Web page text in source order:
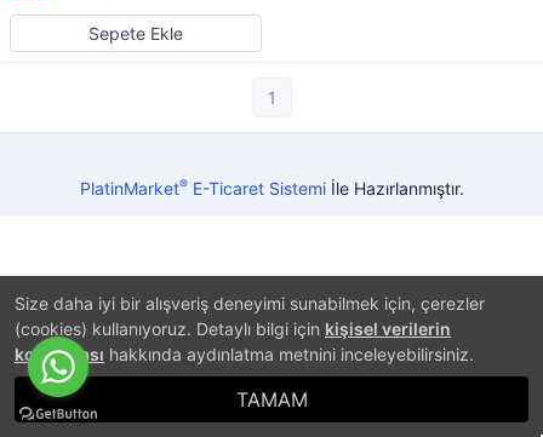
Size daha iyi bir alışveriş deneyimi sunabilmek için, çerezler
(cookies) kullanıyoruz. Detaylı bilgi için kişisel verilerin
korunması hakkında aydınlatma metnini inceleyebilirsiniz.
TAMAM
Sepete Ekle
1
PlatinMarket®E-Ticaret Sistemiİle Hazırlanmıştır.